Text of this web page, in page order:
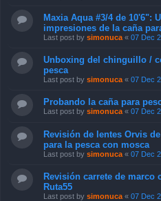
Maxia Aqua #3/4 de 10'6":
impresiones de la caña
Last post by simonuca « 07 Dec
Unboxing del chinguillo /
pesca
Last post by simonuca « 07 Dec
Probando la caña para
Last post by simonuca « 07 Dec
Revisión de lentes Orvis
para la pesca con mosca
Last post by simonuca « 07 Dec
Revisión carrete de marco
Ruta55
Last post by simonuca « 07 Dec